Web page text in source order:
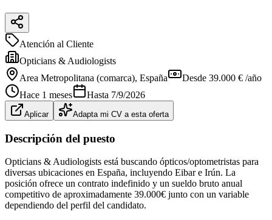
Atención al Cliente
Opticians & Audiologists
Area Metropolitana (comarca), España
Desde 39.000 € /año
Hace 1 meses
Hasta 7/9/2026
Aplicar Adapta mi CV a esta oferta
Descripción del puesto
Opticians & Audiologists está buscando ópticos/optometristas para
diversas ubicaciones en España, incluyendo Eibar e Irún. La
posición ofrece un contrato indefinido y un sueldo bruto anual
competitivo de aproximadamente 39.000€ junto con un variable
dependiendo del perfil del candidato.